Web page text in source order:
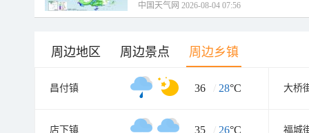
中国天气网 2026-08-04 07:56
周边地区 周边景点 周边乡镇
昌付镇 36 / 28°C 大桥
店下镇 35 / 26°C 福城